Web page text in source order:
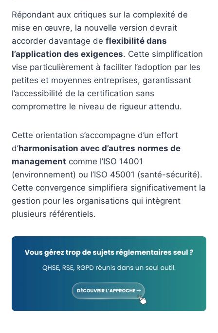
Répondant aux critiques sur la complexité de
mise en œuvre, la nouvelle version devrait
accorder davantage de flexibilité dans
l’application des exigences. Cette simplification
vise particulièrement à faciliter l’adoption par les
petites et moyennes entreprises, garantissant
l’accessibilité de la certification sans
compromettre le niveau de rigueur attendu.
Cette orientation s’accompagne d’un effort
d’harmonisation avec d’autres normes de
management comme l’ISO 14001
(environnement) ou l’ISO 45001 (santé-sécurité).
Cette convergence simplifiera significativement la
gestion pour les organisations qui intègrent
plusieurs référentiels.